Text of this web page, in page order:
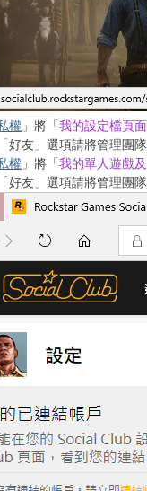
權 」將「 我的設定檔頁
好友」選項請將管理團
權 」將「 我的單人遊戲
好友」選項請將管理團